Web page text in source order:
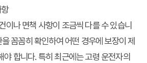
이나 면책 사항이 조금씩 다를 수 있습니
꼼꼼히 확인하여 어떤 경우에 보장이 제
야 합니다. 특히 최근에는 고령 운전자의